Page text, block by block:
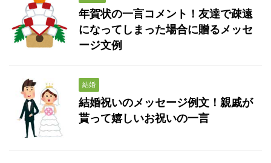
年賀状の一言コメント！友達で疎遠
になってしまった場合に贈るメッセ
ージ文例
結婚
結婚祝いのメッセージ例文！親戚が
貰って嬉しいお祝いの一言